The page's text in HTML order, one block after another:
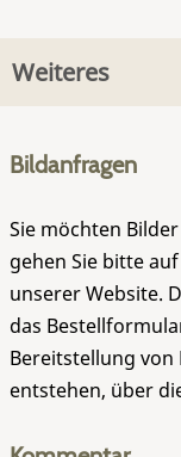
Weiteres
Bildanfragen
Sie möchten
gehen Sie bitte
unserer Website.
das
Bereitstellung
entstehen, über